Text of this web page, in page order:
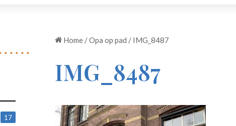
Home /Opa op pad / IMG_8487
IMG_8487
17